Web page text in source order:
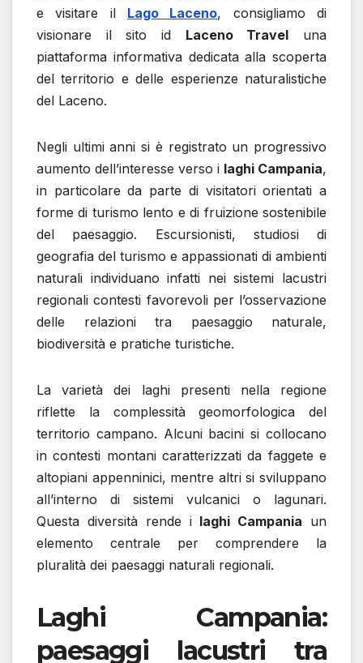
e visitare il Lago Laceno, consigliamo di
visionare il sito id Laceno Travel una
piattaforma informativa dedicata alla scoperta
del territorio e delle esperienze naturalistiche
del Laceno.
Negli ultimi anni si è registrato un progressivo
aumento dell’interesse verso i laghi Campania,
in particolare da parte di visitatori orientati a
forme di turismo lento e di fruizione sostenibile
del paesaggio. Escursionisti, studiosi di
geografia del turismo e appassionati di ambienti
naturali individuano infatti nei sistemi lacustri
regionali contesti favorevoli per l’osservazione
delle relazioni tra paesaggio naturale,
biodiversità e pratiche turistiche.
La varietà dei laghi presenti nella regione
riflette la complessità geomorfologica del
territorio campano. Alcuni bacini si collocano
in contesti montani caratterizzati da faggete e
altopiani appenninici, mentre altri si sviluppano
all’interno di sistemi vulcanici o lagunari.
Questa diversità rende i laghi Campania un
elemento centrale per comprendere la
pluralità dei paesaggi naturali regionali.
Laghi Campania:
paesaggi lacustri tra